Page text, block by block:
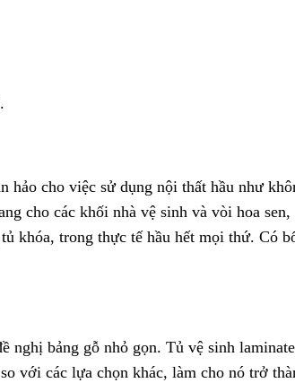
hảo cho việc sử dụng nội thất hầu như
cho các khối nhà vệ sinh và vòi hoa sen,
khóa, trong thực tế hầu hết mọi thứ. Có
nghị bảng gỗ nhỏ gọn. Tủ vệ sinh
với các lựa chọn khác, làm cho nó trở